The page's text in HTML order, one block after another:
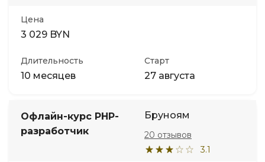
Цена
3 029 BYN
Длительность
10 месяцев
Старт
27 августа
Офлайн-курс PHP-
разработчик
Бруноям
3.1
20 отзывов